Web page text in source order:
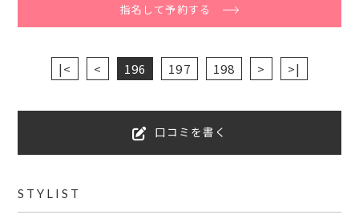
指名して予約する
|< < 196 197 198 > >|
口コミを書く
STYLIST